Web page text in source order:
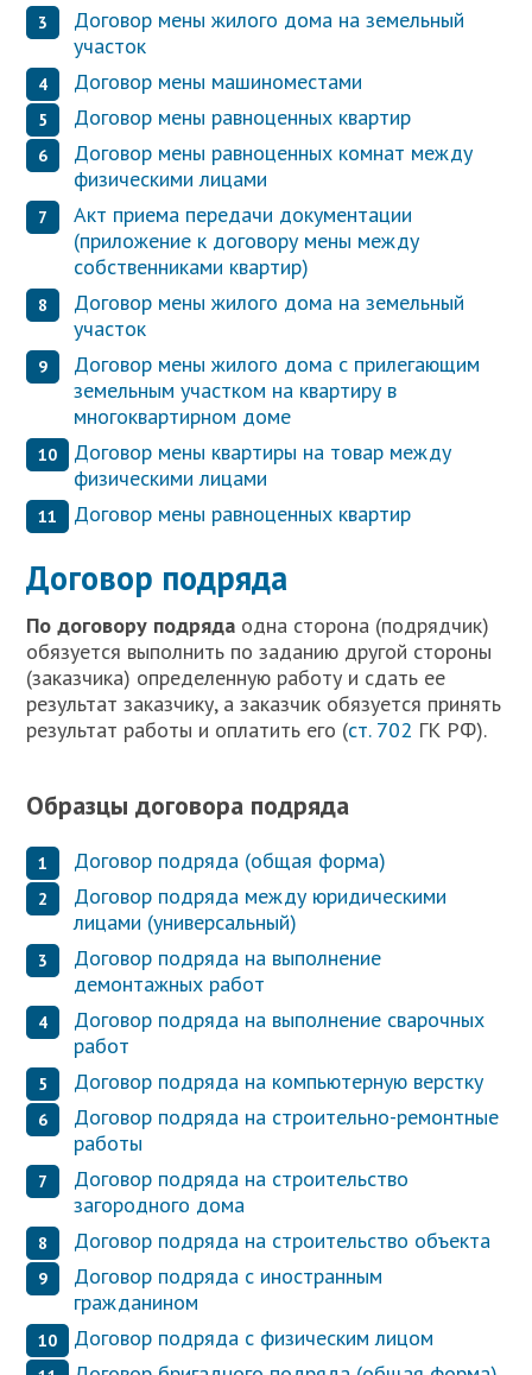
Договор мены жилого дома на земельный
участок
Договор мены машиноместами
Договор мены равноценных квартир
Договор мены равноценных комнат между
физическими лицами
Акт приема передачи документации
(приложение к договору мены между
собственниками квартир)
Договор мены жилого дома на земельный
участок
Договор мены жилого дома с прилегающим
земельным участком на квартиру в
многоквартирном доме
Договор мены квартиры на товар между
физическими лицами
Договор мены равноценных квартир
Договор подряда
По договору подряда одна сторона (подрядчик)
обязуется выполнить по заданию другой стороны
(заказчика) определенную работу и сдать ее
результат заказчику, а заказчик обязуется принять
результат работы и оплатить его (ст. 702 ГК РФ).
Образцы договора подряда
Договор подряда (общая форма)
Договор подряда между юридическими
лицами (универсальный)
Договор подряда на выполнение
демонтажных работ
Договор подряда на выполнение сварочных
работ
Договор подряда на компьютерную верстку
Договор подряда на строительно-ремонтные
работы
Договор подряда на строительство
загородного дома
Договор подряда на строительство объекта
Договор подряда с иностранным
гражданином
Договор подряда с физическим лицом